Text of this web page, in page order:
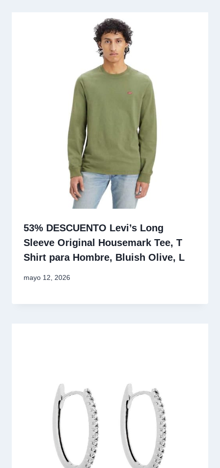
53% DESCUENTO Levi’s Long
Sleeve Original Housemark Tee, T
Shirt para Hombre, Bluish Olive, L
mayo 12, 2026